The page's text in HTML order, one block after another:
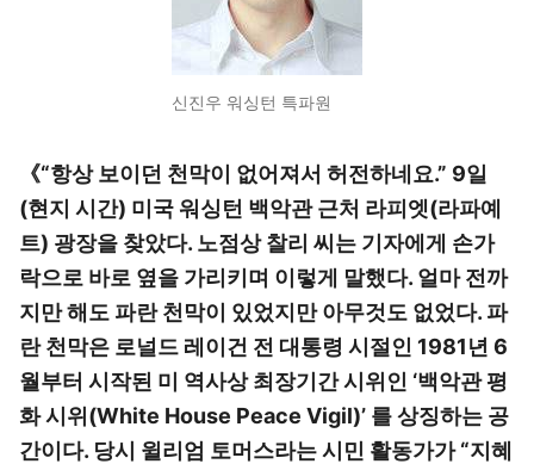
신진우 워싱턴 특파원
《“항상 보이던 천막이 없어져서 허전하네요.” 9일
(현지 시간) 미국 워싱턴 백악관 근처 라피엣(라파예
트) 광장을 찾았다. 노점상 찰리 씨는 기자에게 손가
락으로 바로 옆을 가리키며 이렇게 말했다. 얼마 전까
지만 해도 파란 천막이 있었지만 아무것도 없었다. 파
란 천막은 로널드 레이건 전 대통령 시절인 1981년 6
월부터 시작된 미 역사상 최장기간 시위인 ‘백악관 평
화 시위(White House Peace Vigil)’ 를 상징하는 공
간이다. 당시 윌리엄 토머스라는 시민 활동가가 “지혜